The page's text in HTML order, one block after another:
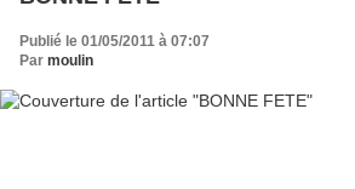
Publié le 01/05/2011 à 07:07
Par moulin